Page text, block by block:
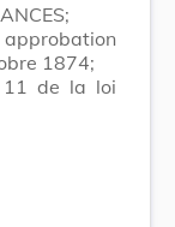
1874;
de la loi